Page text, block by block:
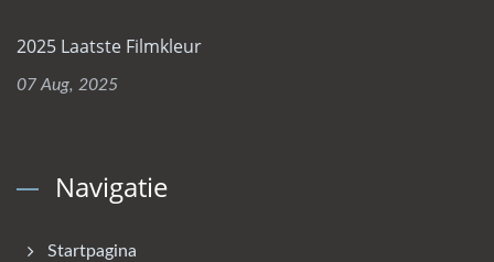
2025 Laatste Filmkleur
07 Aug, 2025
Navigatie
Startpagina